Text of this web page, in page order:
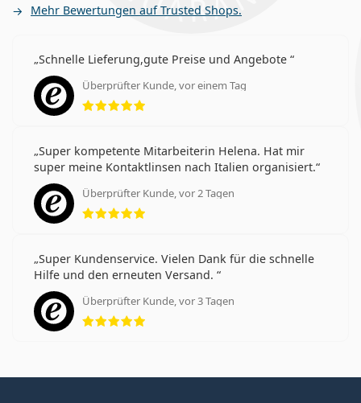
Mehr Bewertungen auf Trusted Shops.
Schnelle Lieferung,gute Preise und Angebote
Überprüfter Kunde, vor einem Tag
Bewertung 5 aus 5
Super kompetente Mitarbeiterin Helena. Hat mir
super meine Kontaktlinsen nach Italien organisiert.
Überprüfter Kunde, vor 2 Tagen
Bewertung 5 aus 5
Super Kundenservice. Vielen Dank für die schnelle
Hilfe und den erneuten Versand.
Überprüfter Kunde, vor 3 Tagen
Bewertung 5 aus 5